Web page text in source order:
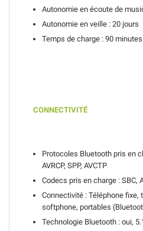
Autonomie en écoute de
Autonomie en veille : 20 jours
Temps de charge : 90 minutes
CONNECTIVITÉ
Protocoles Bluetooth pris en
AVRCP, SPP, AVCTP
Codecs pris en charge : SBC,
Connectivité : Téléphone fixe,
softphone, portables
Technologie Bluetooth : oui,